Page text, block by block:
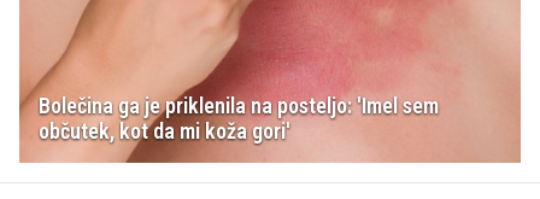
Bolečina ga je priklenila na posteljo: 'Imel sem
občutek, kot da mi koža gori'